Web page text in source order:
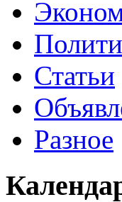
Статьи
Разное